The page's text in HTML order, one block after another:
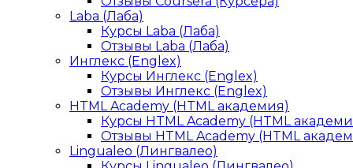
Laba (Лаба)
Курсы Laba (Лаба)
Отзывы Laba (Лаба)
Инглекс (Englex)
Курсы Инглекс (Englex)
Отзывы Инглекс (Englex)
HTML Academy (HTML академия)
Курсы HTML Academy (HTML
Отзывы HTML Academy (HTML
Lingualeo (Лингвалео)